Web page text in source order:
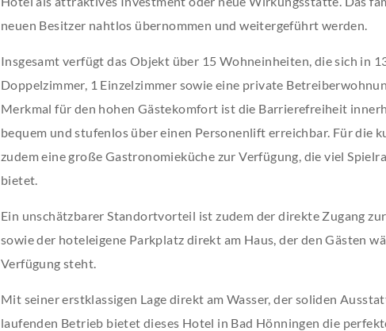
neuen Besitzer nahtlos übernommen und weitergeführt werden.
Insgesamt verfügt das Objekt über 15 Wohneinheiten, die sich in
Doppelzimmer, 1 Einzelzimmer sowie eine private
Merkmal für den hohen Gästekomfort ist die Barrierefreiheit
bequem und stufenlos über einen Personenlift erreichbar. Für die
zudem eine große Gastronomieküche zur Verfügung, die viel
bietet.
Ein unschätzbarer Standortvorteil ist zudem der direkte Zugang
sowie der hoteleigene Parkplatz direkt am Haus, der den Gästen
Verfügung steht.
Mit seiner erstklassigen Lage direkt am Wasser, der soliden
laufenden Betrieb bietet dieses Hotel in Bad Hönningen die